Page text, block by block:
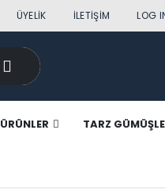
ÜYELIK İLETIŞIM LOG
TARZ